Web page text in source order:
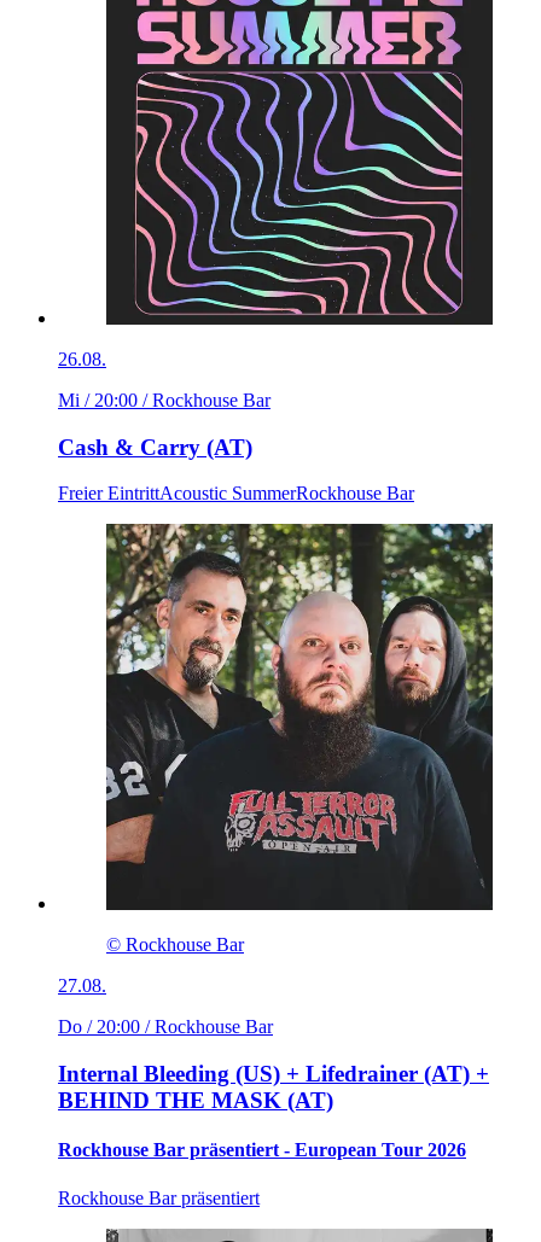
26.08.
Mi / 20:00 / Rockhouse Bar
Cash & Carry (AT)
Freier EintrittAcoustic SummerRockhouse Bar
© Rockhouse Bar
27.08.
Do / 20:00 / Rockhouse Bar
Internal Bleeding (US) + Lifedrainer (AT) +
BEHIND THE MASK (AT)
Rockhouse Bar präsentiert - European Tour 2026
Rockhouse Bar präsentiert